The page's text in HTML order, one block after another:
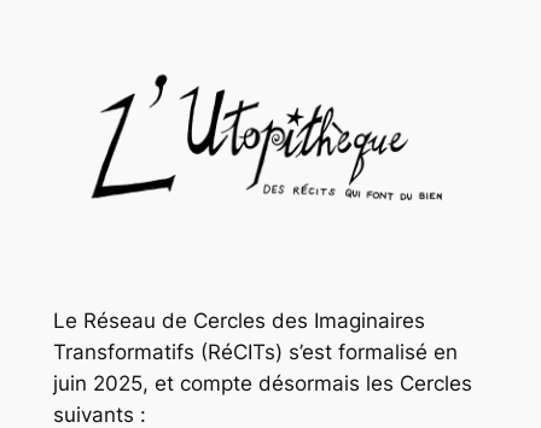
Le Réseau de Cercles des Imaginaires
Transformatifs (RéCITs) s’est formalisé en
juin 2025, et compte désormais les Cercles
suivants :